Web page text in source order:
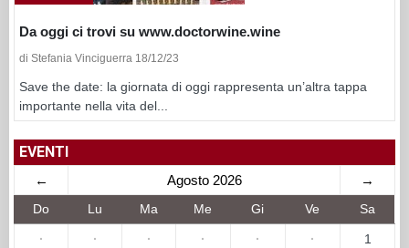
Da oggi ci trovi su www.doctorwine.wine
di Stefania Vinciguerra 18/12/23
Save the date: la giornata di oggi rappresenta un’altra tappa
importante nella vita del...
EVENTI
← Agosto 2026 →
Do Lu Ma Me Gi Ve Sa
· · · · · · 1